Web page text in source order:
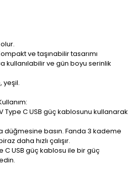
ve taşınabilir tasarımı
ve gün boyu serinlik
yeşil.
Type C USB güç kablosunu kullanarak
düğmesine basın. Fanda 3 kademe
daha hızlı çalışır.
C USB güç kablosu ile bir güç